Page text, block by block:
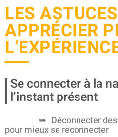
LES
APPRÉCIER
Se connecter à la
l’instant présent
Déconnecter
pour mieux se reconnecter